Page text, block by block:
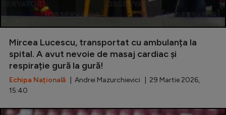
Mircea Lucescu, transportat cu ambulanța la
spital. A avut nevoie de masaj cardiac și
respirație gură la gură!
Echipa Națională | Andrei Mazurchievici | 29 Martie 2026,
15:40